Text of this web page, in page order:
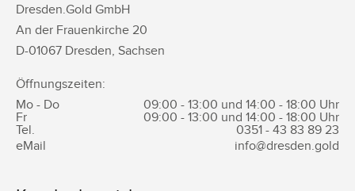
Dresden.Gold GmbH
An der Frauenkirche 20
D-01067 Dresden, Sachsen
Öffnungszeiten:
Mo - Do
09:00 - 13:00 und 14:00 - 18:00 Uhr
Fr
09:00 - 13:00 und 14:00 - 18:00 Uhr
Tel.
0351 - 43 83 89 23
eMail
info@dresden.gold